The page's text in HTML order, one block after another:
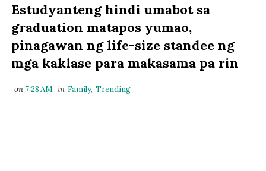
Estudyanteng hindi umabot sa
graduation matapos yumao,
pinagawan ng life-size standee ng
mga kaklase para makasama pa rin
on 7:28 AM in Family, Trending